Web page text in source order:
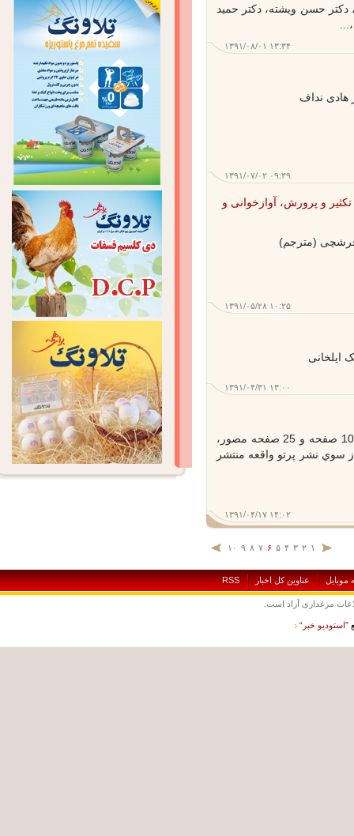
حسن ويشته، دكتر حميد
۱۳۹۱/۰۸/۰۱ ۱۳:۳۴
نداف
۱۳۹۱/۰۷/۰۲ ۰۹:۳۹
و پرورش، آوازخوانی و
(مترجم)
۱۳۹۱/۰۵/۲۸ ۱۰:۲۵
۱۳۹۱/۰۴/۳۱ ۱۳:۰۰
كتاب «پرورش طيور خانگي» در 100 صفحه و 25 صفحه مصور،
ريال از سوي نشر پرتو واقعه منتشر
۱۳۹۱/۰۴/۱۷ ۱۴:۰۲
۱ ۲ ۳ ۴ ۵ ۶ ۷ ۸ ۹ ۱۰
عناوين کل اخبار RSS
مرغداری آزاد است.
خبر“